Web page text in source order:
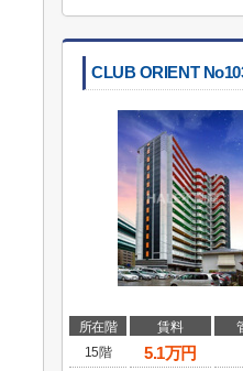
CLUB ORIENT
所在階 賃料
15階
5.1万円